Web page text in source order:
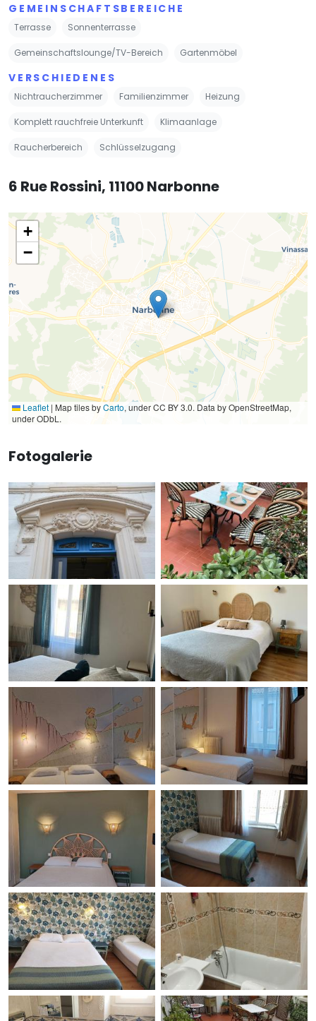
GEMEINSCHAFTSBEREICHE
Terrasse Sonnenterrasse
Gemeinschaftslounge/TV-Bereich Gartenmöbel
VERSCHIEDENES
Nichtraucherzimmer Familienzimmer Heizung
Komplett rauchfreie Unterkunft Klimaanlage
Raucherbereich Schlüsselzugang
6 Rue Rossini, 11100 Narbonne
+
−
Leaflet | Map tiles byCarto, under CC BY 3.0. Data by OpenStreetMap,
under ODbL.
Fotogalerie